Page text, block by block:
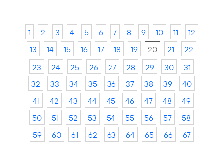
1 2 3 4 5 6 7 8 9 10 11
12
13
14 15 16 17 18 19 20 21
22
23
24 25 26 27 28 29 30
31
32
33 34 35 36 37 38 39
40
41
42 43 44 45 46 47 48
49
50
51 52 53 54 55 56 57
58
59
60 61 62 63 64 65 66
67